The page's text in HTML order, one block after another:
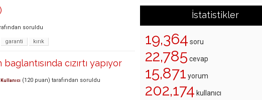
soruldu
garanti kırık
cızırtı yapıyor
(120 puan) tarafından soruldu
İstatistikler
19,364 soru
22,785 cevap
15,871 yorum
202,174 kullanıcı